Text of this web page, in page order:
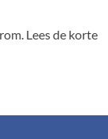
Lees de korte